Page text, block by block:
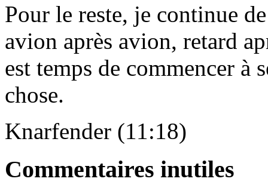
Pour le reste, je continue
avion après avion, retard
est temps de commencer à
chose.
Knarfender (11:18)
Commentaires inutiles